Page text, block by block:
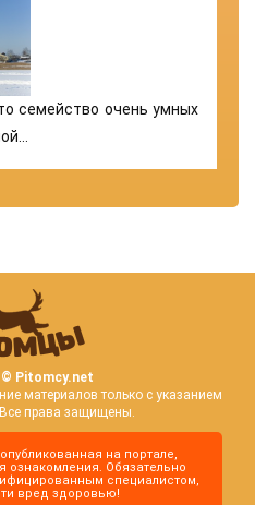
семейство очень умных
© Pitomcy.net
материалов только с указанием
Все права защищены.
на портале,
ознакомления. Обязательно
специалистом,
вред здоровью!